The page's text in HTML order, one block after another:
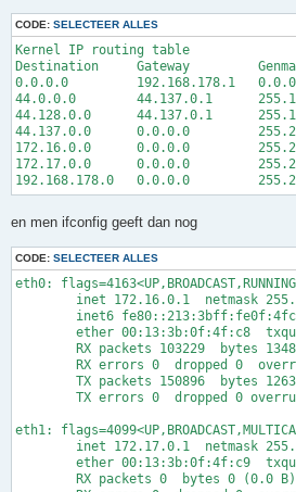
#							PORT	PORT(S)		DEST		LIMIT		GROUP
?SECTION ALL
?SECTION ESTABLISHED
?SECTION RELATED
?SECTION INVALID
?SECTION UNTRACKED
?SECTION NEW
# ACCEPT	loc:172.16.1.1-172.16.1.254	hn:44.0.0.0/8	all
#       Don't allow connection pickup
#
#
#
DNS(ACCEPT)	$FW		net
#
SSH(ACCEPT)     loc             $FW
SSH(ACCEPT)     loc             dmz
DNS(ACCEPT)	dmz		net
# Drop Ping from the "bad" net zone.
CODE: SELECTEER ALLES
Kernel IP routing table
Destination     Gateway
0.0.0.0         192.168.178.1
44.0.0.0        44.137.0.1
44.128.0.0      44.137.0.1
44.137.0.0      0.0.0.0
172.16.0.0      0.0.0.0
172.17.0.0      0.0.0.0
en men ifconfig geeft dan nog
CODE: SELECTEER ALLES
eth0:
inet 172.16.0.1  netmask
inet6
ether 00:13:3b:0f:4f:c8
RX packets 103229  bytes
RX errors 0  dropped 0
TX packets 150896  bytes
TX errors 0  dropped 0
eth1:
inet 172.17.0.1  netmask
ether 00:13:3b:0f:4f:c9
        RX packets 0  bytes 0 (0.0 B)